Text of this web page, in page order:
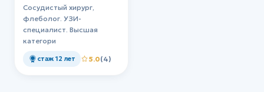
Сосудистый хирург,
флеболог. УЗИ-
специалист. Высшая
категори
стаж 12 лет 5.0(4)